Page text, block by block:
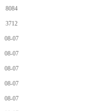
8084
3712
08-07
08-07
08-07
08-07
08-07